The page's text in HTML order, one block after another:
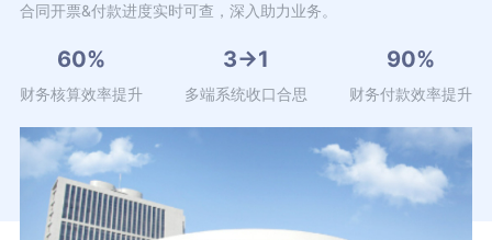
合同开票&付款进度实时可查，深入助力业务。
60%
财务核算效率提升
3→1
多端系统收口合思
90%
财务付款效率提升